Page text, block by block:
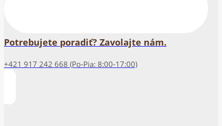
Potrebujete poradiť? Zavolajte nám.
+421 917 242 668 (Po-Pia: 8:00-17:00)